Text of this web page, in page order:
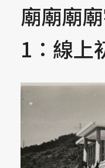
廟廟廟
1：線上